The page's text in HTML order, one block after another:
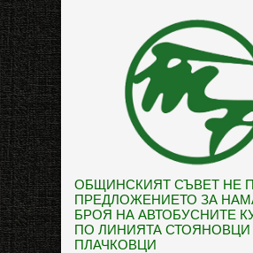
ОБЩИНСКИЯТ СЪВЕТ НЕ
ПРЕДЛОЖЕНИЕТО ЗА
БРОЯ НА АВТОБУСНИТЕ
ПО ЛИНИЯТА СТОЯНОВЦИ
ПЛАЧКОВЦИ